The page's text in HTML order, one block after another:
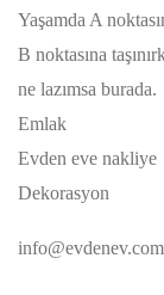
Yaşamda A
B noktasına
ne lazımsa burada.
Emlak
Evden eve nakliye
Dekorasyon
info@evdenev.com